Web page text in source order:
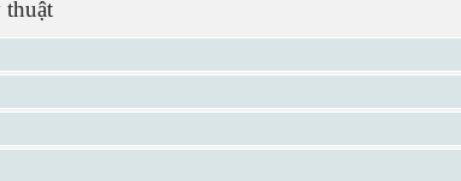
thuật